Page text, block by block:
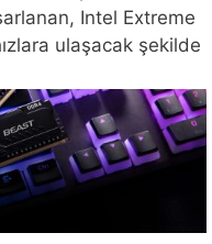
Intel Extreme
ulaşacak şekilde